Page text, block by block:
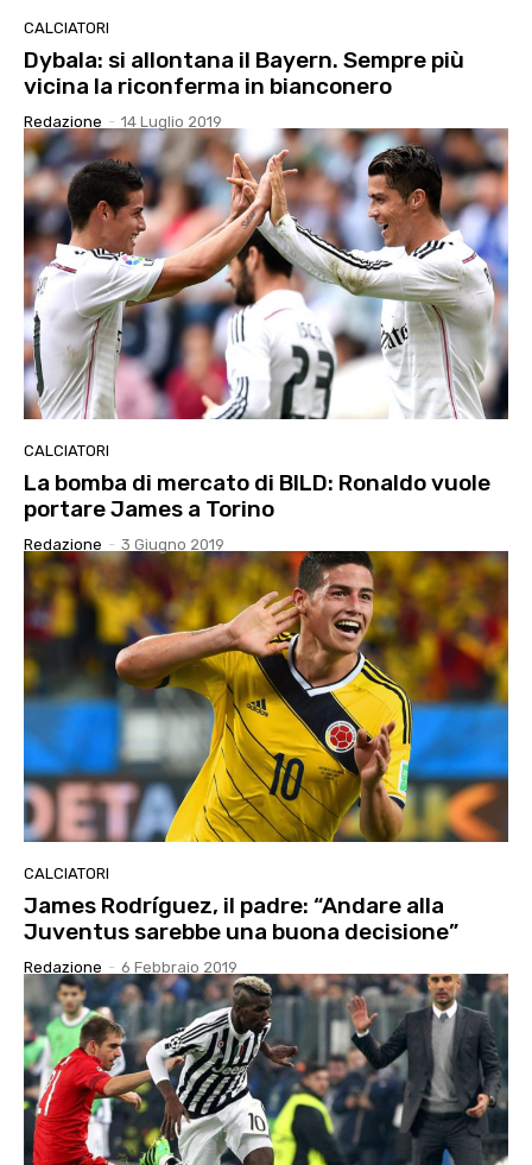
CALCIATORI
Dybala: si allontana il Bayern. Sempre più
vicina la riconferma in bianconero
Redazione - 14 Luglio 2019
CALCIATORI
La bomba di mercato di BILD: Ronaldo vuole
portare James a Torino
Redazione - 3 Giugno 2019
CALCIATORI
James Rodríguez, il padre: “Andare alla
Juventus sarebbe una buona decisione”
Redazione - 6 Febbraio 2019